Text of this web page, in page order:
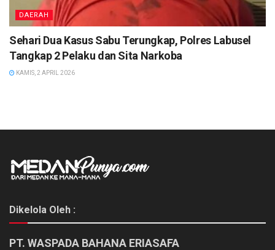
DAERAH
Sehari Dua Kasus Sabu Terungkap, Polres Labusel
Tangkap 2 Pelaku dan Sita Narkoba
KAMIS, 2 APRIL 2026
Dikelola Oleh :
PT. WASPADA BAHANA ERIASAFA